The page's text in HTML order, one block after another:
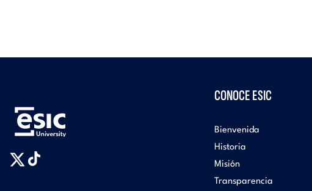
CONOCE ESIC
Bienvenida
Historia
Misión
Transparencia